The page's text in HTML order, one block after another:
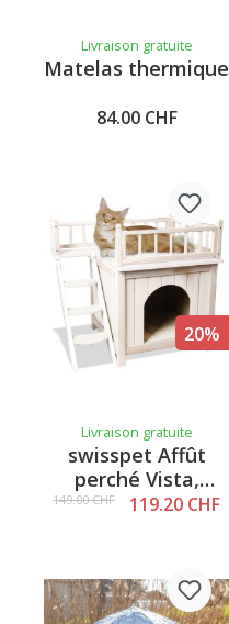
Livraison gratuite
Matelas thermique
84.00 CHF
20%
Livraison gratuite
swisspet Affût
perché Vista,
mesures:
149.00 CHF 119.20 CHF